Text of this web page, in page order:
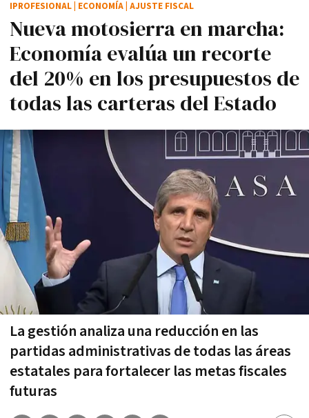
Nueva motosierra en marcha:
Economía evalúa un recorte
del 20% en los presupuestos de
todas las carteras del Estado
La gestión analiza una reducción en las
partidas administrativas de todas las áreas
estatales para fortalecer las metas fiscales
futuras
IPROFESIONAL ECONOMÍA AJUSTE FISCAL